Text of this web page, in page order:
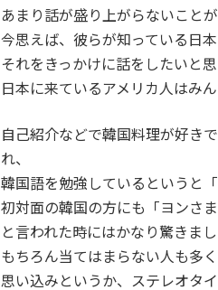
あまり話が盛り上がらないことが
今思えば、彼らが知っている日
それをきっかけに話をしたいと
日本に来ているアメリカ人はみ
自己紹介などで韓国料理が好き
れ、
韓国語を勉強しているというと
初対面の韓国の方にも「ヨンさ
と言われた時にはかなり驚きまし
もちろん当てはまらない人も多
思い込みというか、ステレオタ